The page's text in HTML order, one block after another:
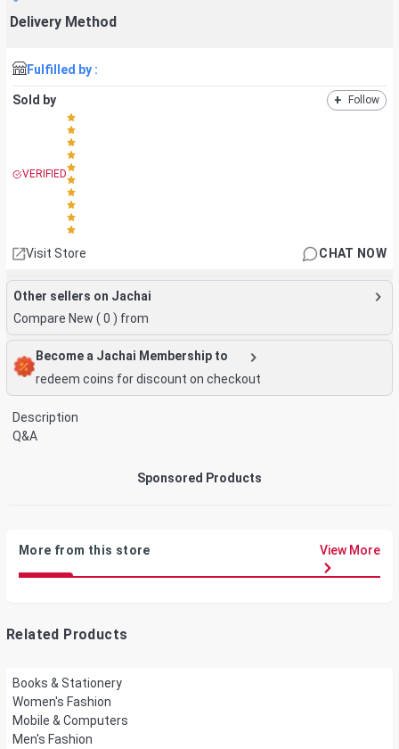
Delivery Method
Fulfilled by :
Sold by + Follow
VERIFIED
Visit Store CHAT NOW
Other sellers on Jachai
Compare New ( 0 ) from
Become a Jachai Membership to
redeem coins for discount on checkout
Description
Q&A
Sponsored Products
More from this store View More
Related Products
Books & Stationery
Women's Fashion
Mobile & Computers
Men's Fashion